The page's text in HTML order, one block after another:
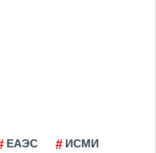
ЕАЭС ИСМИ